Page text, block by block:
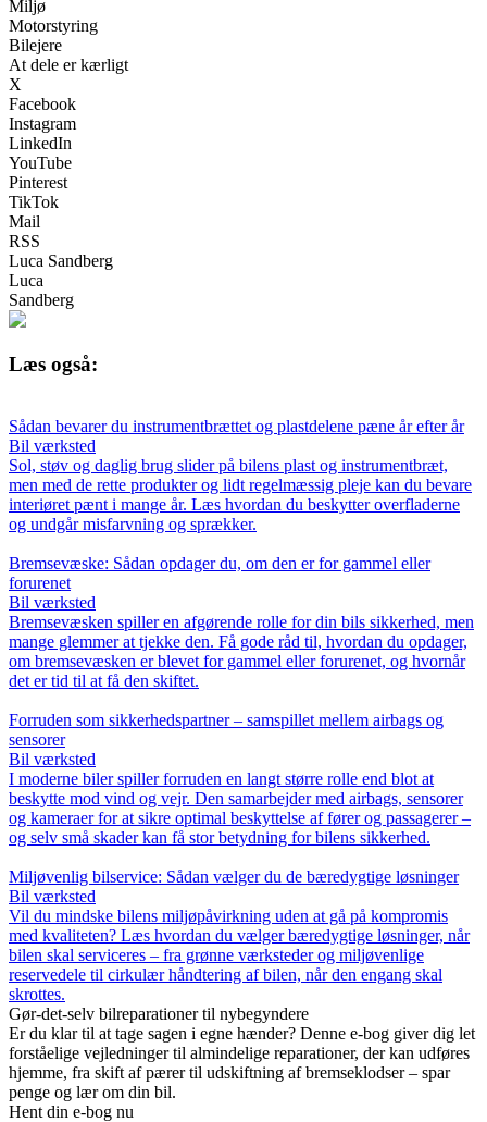
Miljø
Motorstyring
Bilejere
At dele er kærligt
X
Facebook
Instagram
LinkedIn
YouTube
Pinterest
TikTok
Mail
RSS
Luca Sandberg
Luca
Sandberg
Læs også:
Sådan bevarer du instrumentbrættet og plastdelene pæne år efter år
Bil værksted
Sol, støv og daglig brug slider på bilens plast og instrumentbræt,
men med de rette produkter og lidt regelmæssig pleje kan du bevare
interiøret pænt i mange år. Læs hvordan du beskytter overfladerne
og undgår misfarvning og sprækker.
Bremsevæske: Sådan opdager du, om den er for gammel eller
forurenet
Bil værksted
Bremsevæsken spiller en afgørende rolle for din bils sikkerhed, men
mange glemmer at tjekke den. Få gode råd til, hvordan du opdager,
om bremsevæsken er blevet for gammel eller forurenet, og hvornår
det er tid til at få den skiftet.
Forruden som sikkerhedspartner – samspillet mellem airbags og
sensorer
Bil værksted
I moderne biler spiller forruden en langt større rolle end blot at
beskytte mod vind og vejr. Den samarbejder med airbags, sensorer
og kameraer for at sikre optimal beskyttelse af fører og passagerer –
og selv små skader kan få stor betydning for bilens sikkerhed.
Miljøvenlig bilservice: Sådan vælger du de bæredygtige løsninger
Bil værksted
Vil du mindske bilens miljøpåvirkning uden at gå på kompromis
med kvaliteten? Læs hvordan du vælger bæredygtige løsninger, når
bilen skal serviceres – fra grønne værksteder og miljøvenlige
reservedele til cirkulær håndtering af bilen, når den engang skal
skrottes.
Gør-det-selv bilreparationer til nybegyndere
Er du klar til at tage sagen i egne hænder? Denne e-bog giver dig let
forståelige vejledninger til almindelige reparationer, der kan udføres
hjemme, fra skift af pærer til udskiftning af bremseklodser – spar
penge og lær om din bil.
Hent din e-bog nu